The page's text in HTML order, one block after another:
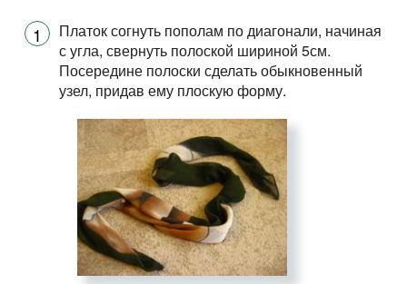
Платок согнуть пополам по диагонали, начиная
с угла, свернуть полоской шириной 5см.
Посередине полоски сделать обыкновенный
узел, придав ему плоскую форму.